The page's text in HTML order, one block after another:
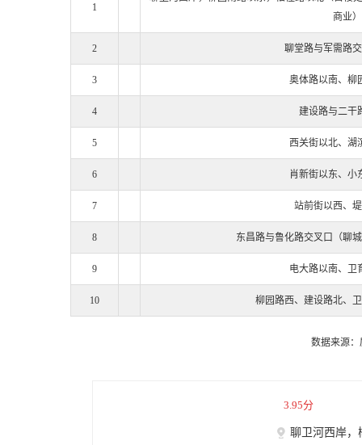
1
商业）
2 聊堂路与军需路
3 奥体路以南、柳
4 建设路与二干
5 西关街以北、湖
6 肖新街以东、小
7 站前街以西、
8 东昌路与鲁化路交叉口（聊
9 电大路以南、卫
10 柳园路西、建设路北、
数据来源
3.95分
聊卫河西岸，